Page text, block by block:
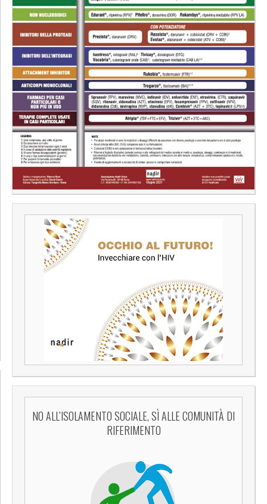
NO ALL’ISOLAMENTO SOCIALE, SÌ ALLE COMUNITÀ DI
RIFERIMENTO